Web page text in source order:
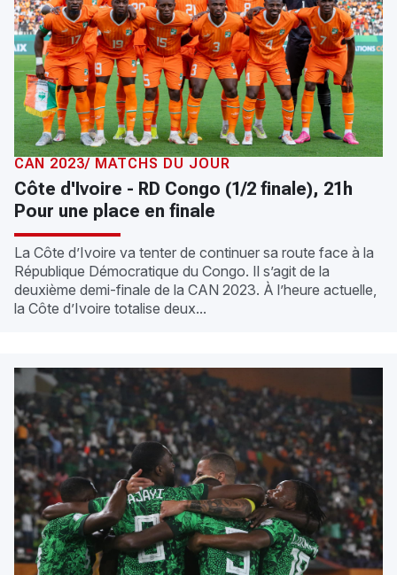
CAN 2023/ MATCHS DU JOUR
Côte d'Ivoire - RD Congo (1/2 finale), 21h
Pour une place en finale
La Côte d’Ivoire va tenter de continuer sa route face à la
République Démocratique du Congo. Il s’agit de la
deuxième demi-finale de la CAN 2023. À l’heure actuelle,
la Côte d’Ivoire totalise deux...